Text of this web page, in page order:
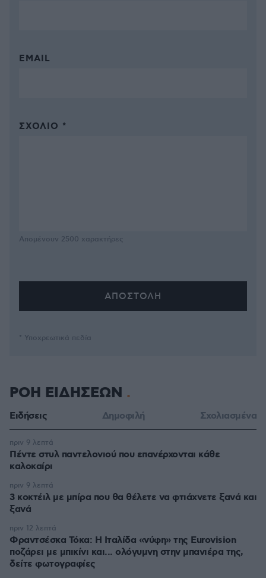
EMAIL
ΣΧΌΛΙΟ *
Απομένουν 2500 χαρακτήρες
* Υποχρεωτικά πεδία
ΡΟΗ ΕΙΔΗΣΕΩΝ
Ειδήσεις Δημοφιλή Σχολιασμένα
Πέντε στυλ παντελονιού που επανέρχονται κάθε
καλοκαίρι
πριν 9 λεπτά
3 κοκτέιλ με μπίρα που θα θέλετε να φτιάχνετε ξανά και
ξανά
πριν 9 λεπτά
Φραντσέσκα Τόκα: Η Ιταλίδα «νύφη» της Eurovision
ποζάρει με μπικίνι και... ολόγυμνη στην μπανιέρα της,
δείτε φωτογραφίες
πριν 12 λεπτά